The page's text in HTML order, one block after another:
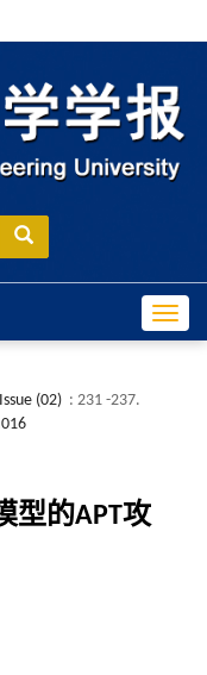
Issue (02) : 231 -237.
型的APT攻